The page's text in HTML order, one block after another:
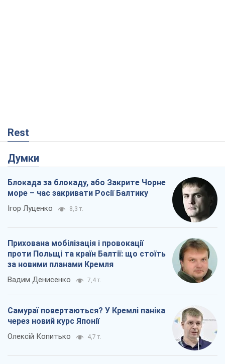
Rest
Думки
Блокада за блокаду, або Закрите Чорне
море – час закривати Росії Балтику
Ігор Луценко 8,3 т.
Прихована мобілізація і провокації
проти Польщі та країн Балтії: що стоїть
за новими планами Кремля
Вадим Денисенко 7,4 т.
Самураї повертаються? У Кремлі паніка
через новий курс Японії
Олексій Копитько 4,7 т.